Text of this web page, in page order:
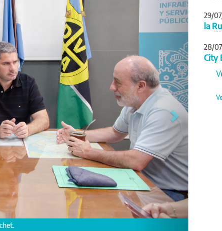
sobre los trabajos que se están haciendo en la Ruta Provincial
29/
la
28/
City